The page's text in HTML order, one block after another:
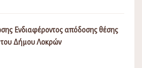
Ενδιαφέροντος απόδοσης θέσης
του Δήμου Λοκρών